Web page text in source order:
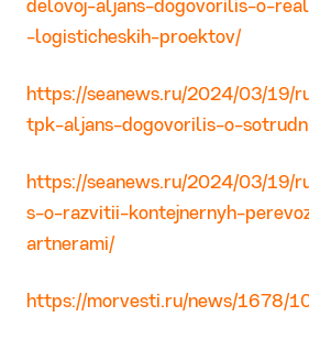
delovoj-aljans-dogovorilis-o-
-logisticheskih-proektov/
https://seanews.ru/2024/03/19/
tpk-aljans-dogovorilis-o-
https://seanews.ru/2024/03/19/
s-o-razvitii-kontejnernyh-
artnerami/
https://morvesti.ru/news/1678/